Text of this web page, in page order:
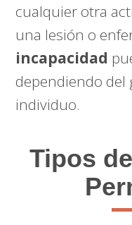
cualquier otra
una lesión o
incapacidad
dependiendo del
individuo.
Tipos